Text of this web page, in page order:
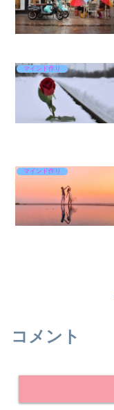
マインド作り
マインド作り
コメント